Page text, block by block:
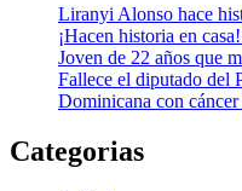
Liranyi Alonso hace
¡Hacen historia en
Joven de 22 años que
Fallece el diputado del
Dominicana con cáncer
Categorias